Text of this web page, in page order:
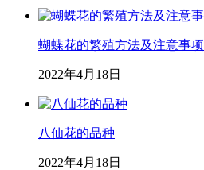
蝴蝶花的繁殖方法及注意事项
2022年4月18日
八仙花的品种
2022年4月18日